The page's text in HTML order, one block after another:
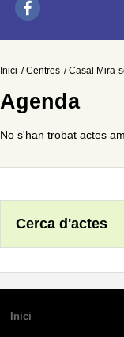
Inici Centres Casal Mira-
Agenda
No s'han trobat actes
Cerca d'actes
Inici